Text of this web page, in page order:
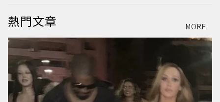
熱門文章 MORE